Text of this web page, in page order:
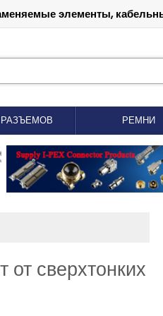
элементы,
РЕМНИ
сверхтонких